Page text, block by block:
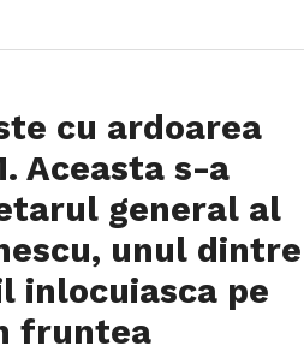
cu ardoarea
Aceasta s-a
general al
unul dintre
inlocuiasca pe
fruntea